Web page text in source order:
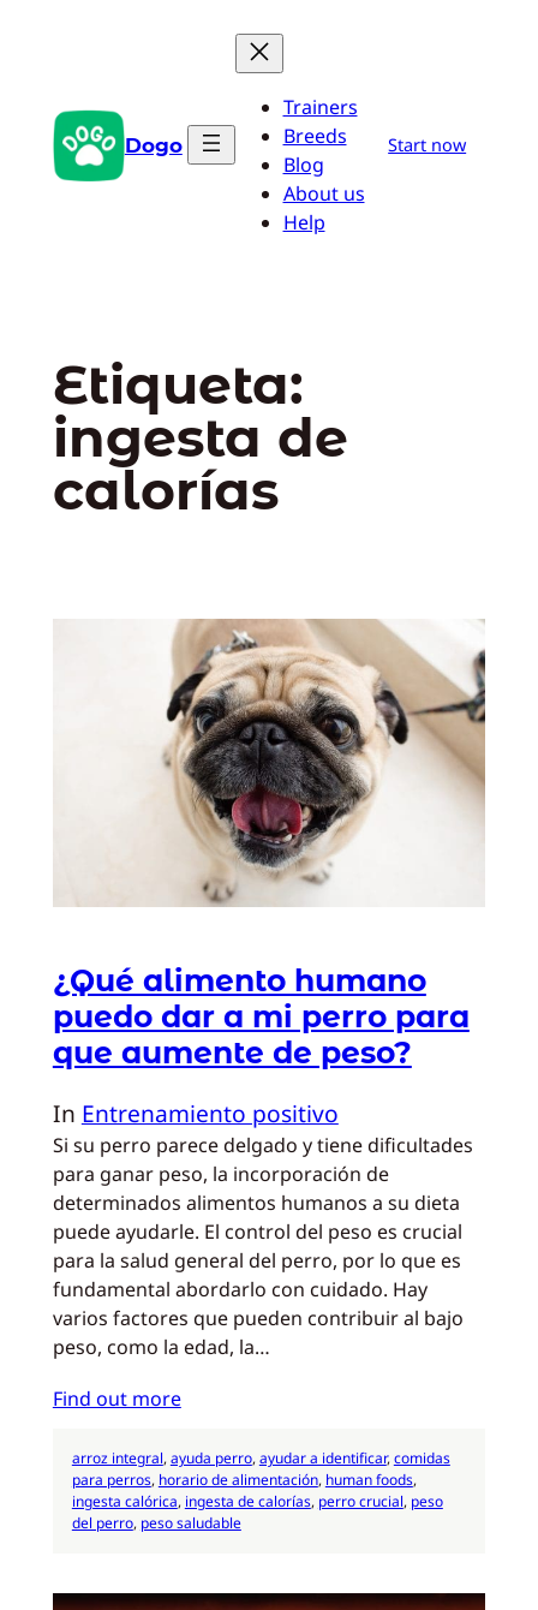
Dogo
Trainers
Breeds
Blog
About us
Help
Start now
Etiqueta:
ingesta de
calorías
¿Qué alimento humano
puedo dar a mi perro para
que aumente de peso?
In Entrenamiento positivo
Si su perro parece delgado y tiene dificultades
para ganar peso, la incorporación de
determinados alimentos humanos a su dieta
puede ayudarle. El control del peso es crucial
para la salud general del perro, por lo que es
fundamental abordarlo con cuidado. Hay
varios factores que pueden contribuir al bajo
peso, como la edad, la…
Find out more
arroz integral, ayuda perro, ayudar a identificar, comidas
para perros, horario de alimentación, human foods
ingesta calórica, ingesta de calorías, perro crucial, peso
del perro, peso saludable